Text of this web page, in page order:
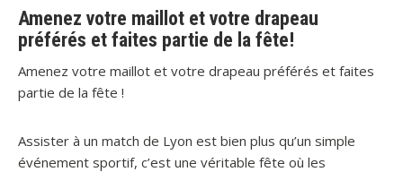
Amenez votre maillot et votre drapeau
préférés et faites partie de la fête!
Amenez votre maillot et votre drapeau préférés et faites
partie de la fête !
Assister à un match de Lyon est bien plus qu’un simple
événement sportif, c’est une véritable fête où les